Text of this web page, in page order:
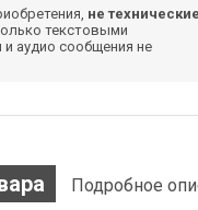
не технические
текстовыми
аудио сообщения не
Подробное